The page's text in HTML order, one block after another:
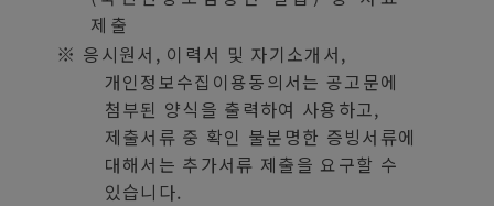
제출
※ 응시원서 , 이력서 및 자기소개서,
개인정보수집이용동의서는 공고문에
첨부된 양식을 출력하여 사용하고,
제출서류 중 확인 불분명한 증빙서류에
대해서는 추가서류 제출을 요구할 수
있습니다.